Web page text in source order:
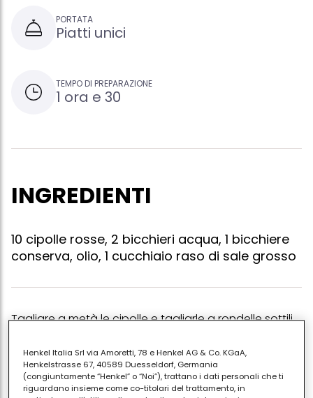
PORTATA
Piatti unici
TEMPO DI PREPARAZIONE
1 ora e 30
INGREDIENTI
10 cipolle rosse, 2 bicchieri acqua, 1 bicchiere
conserva, olio, 1 cucchiaio raso di sale grosso
Tagliare a metà le cipolle e tagliarle a rondelle sottili,
a fuoco vivo fino a quando l'acqua è quasi esaurita
e la cipolla è diventata trasparente. nel caso
aggiugnere un poco di acqua alla volta. aggiungere
Henkel Italia Srl via Amoretti, 78 e Henkel AG & Co. KGaA,
Henkelstrasse 67, 40589 Duesseldorf, Germania
(congiuntamente “Henkel” o “Noi”), trattano i dati personali che ti
riguardano insieme come co-titolari del trattamento, in